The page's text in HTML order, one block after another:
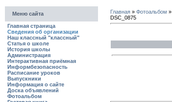
Меню сайта
Главная страница
Сведения об организации
Наш классный "классный"
Статья о школе
История школы
Администрация
Интерактивная приёмная
Информбезопасность
Расписание уроков
Выпускники
Информация о сайте
Доска объявлений
Фотоальбом
Главная » Фотоальбом »
DSC_0875